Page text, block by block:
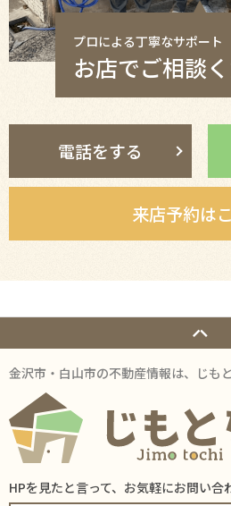
プロによる丁寧なサポート
お店でご相談
電話をする
来店予約は
金沢市・白山市の不動産情報は、じも
HPを見たと言って、お気軽にお問い合